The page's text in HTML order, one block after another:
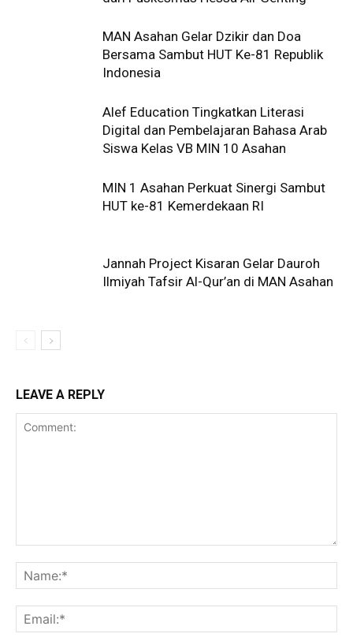
MAN Asahan Gelar Dzikir dan Doa
Bersama Sambut HUT Ke-81 Republik
Indonesia
Alef Education Tingkatkan Literasi
Digital dan Pembelajaran Bahasa Arab
Siswa Kelas VB MIN 10 Asahan
MIN 1 Asahan Perkuat Sinergi Sambut
HUT ke-81 Kemerdekaan RI
Jannah Project Kisaran Gelar Dauroh
Ilmiyah Tafsir Al-Qur’an di MAN Asahan
LEAVE A REPLY